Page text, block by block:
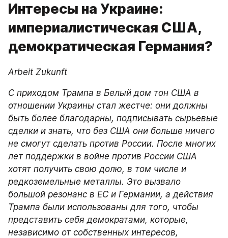
Интересы на Украине:
империалистическая США,
демократическая Германия?
Arbeit Zukunft
С приходом Трампа в Белый дом тон США в
отношении Украины стал жестче: они должны
быть более благодарны, подписывать сырьевые
сделки и знать, что без США они больше ничего
не смогут сделать против России. После многих
лет поддержки в войне против России США
хотят получить свою долю, в том числе и
редкоземельные металлы. Это вызвало
большой резонанс в ЕС и Германии, а действия
Трампа были использованы для того, чтобы
представить себя демократами, которые,
независимо от собственных интересов,